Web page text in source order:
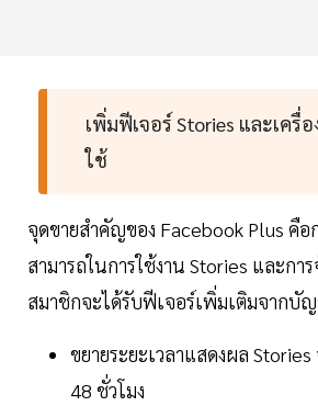
เพิ่มฟีเจอร์ Stories และเครื่
ใช้
จุดขายสำคัญของ Facebook Plus คือ
สามารถในการใช้งาน Stories และกา
สมาชิกจะได้รับฟีเจอร์เพิ่มเติมจากบั
ขยายระยะเวลาแสดงผล
48 ชั่วโมง